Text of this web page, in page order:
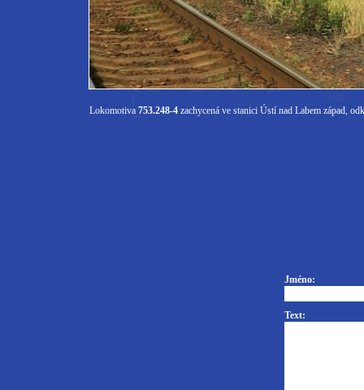
Lokomotiva 753.248-4 zachycená ve stanici Ústí nad Labem západ,
Jméno:
Text: